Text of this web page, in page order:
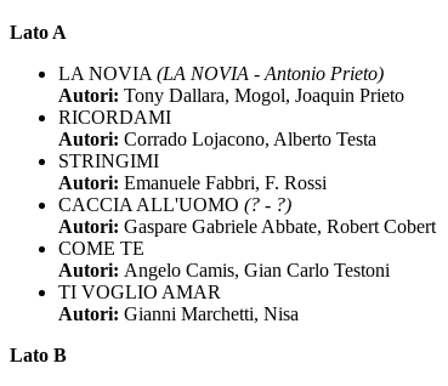
Lato A
LA NOVIA (LA NOVIA - Antonio Prieto)
Autori: Tony Dallara, Mogol, Joaquin Prieto
RICORDAMI
Autori: Corrado Lojacono, Alberto Testa
STRINGIMI
Autori: Emanuele Fabbri, F. Rossi
CACCIA ALL'UOMO (? - ?)
Autori: Gaspare Gabriele Abbate, Robert Cobert
COME TE
Autori: Angelo Camis, Gian Carlo Testoni
TI VOGLIO AMAR
Autori: Gianni Marchetti, Nisa
Lato B